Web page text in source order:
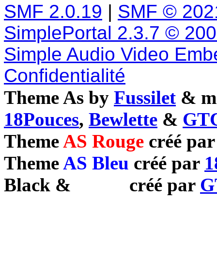
SMF 2.0.19 | SMF ©
SimplePortal 2.3.7 ©
Simple Audio Video
Confidentialité
Theme As by Fussilet &
18Pouces, Bewlette &
ThemeAS Rouge créé
ThemeAS Bleu créé par
Black & créé par